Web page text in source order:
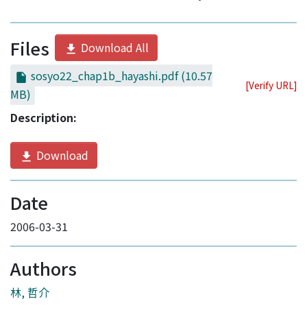
Files
Download All
sosyo22_chap1b_hayashi.pdf(10.57
MB)
[Verify URL]
Description:
Download
Date
2006-03-31
Authors
林, 哲介